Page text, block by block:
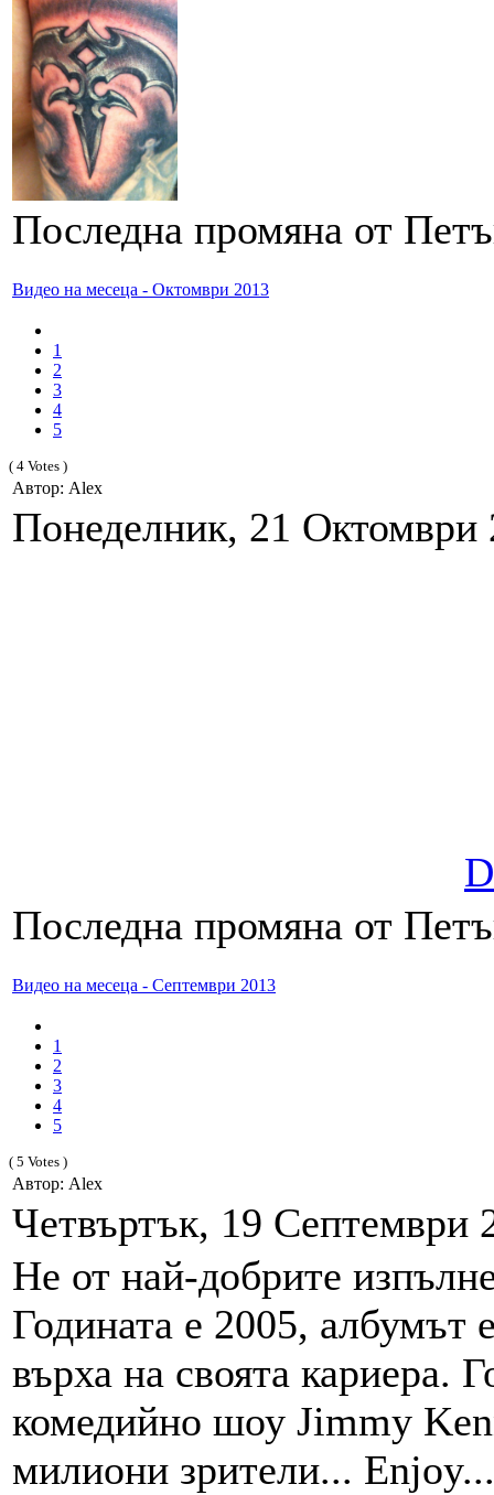
Последна промяна от
Видео на месеца - Октомври 2013
1
2
3
4
5
( 4 Votes )
Автор: Alex
Понеделник, 21 Октомври
Последна промяна от
Видео на месеца - Септември 2013
1
2
3
4
5
( 5 Votes )
Автор: Alex
Четвъртък, 19 Септември
Не от най-добрите
Годината е 2005, албумът
върха на своята кариера.
комедийно шоу Jimmy
милиони зрители... Enjoy...